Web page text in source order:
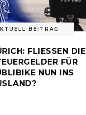
BEITRAG
FLIESSEN DIE
FÜR
NUN INS